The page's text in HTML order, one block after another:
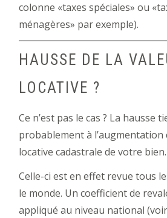
colonne «taxes spéciales» ou
ménagères» par exemple).
HAUSSE DE LA
LOCATIVE ?
Ce n’est pas le cas ? La hausse
probablement à l’augmentation
locative cadastrale de votre bien.
Celle-ci est en effet revue tous
le monde. Un coefficient de
appliqué au niveau national